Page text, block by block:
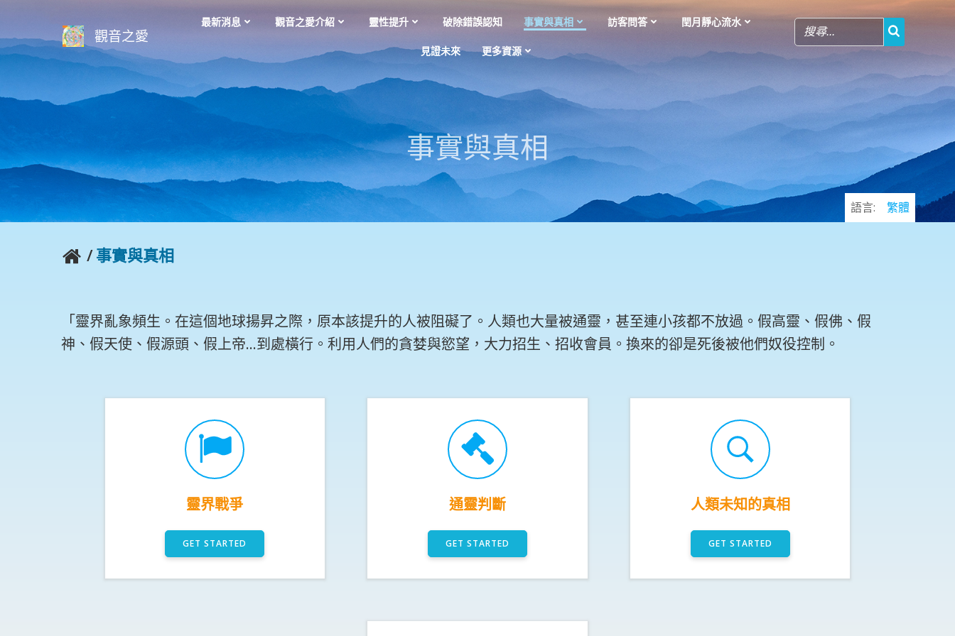
content
觀音之愛
最新消息 觀音之愛介紹 靈性提升 破除錯誤認知 事實與真相 訪客問答 閏月靜心流水
見證未來 更多資源
事實與真相
語言: 繁體
/事實與真相
「靈界亂象頻生。在這個地球揚昇之際，原本該提升的人被阻礙了。人類也大量被通靈，甚至連小孩都不放過。假高靈、假佛、假
神、假天使、假源頭、假上帝…到處橫行。利用人們的貪婪與慾望，大力招生、招收會員。換來的卻是死後被他們奴役控制。
靈界戰爭
GET STARTED
通靈判斷
GET STARTED
人類未知的真相
GET STARTED